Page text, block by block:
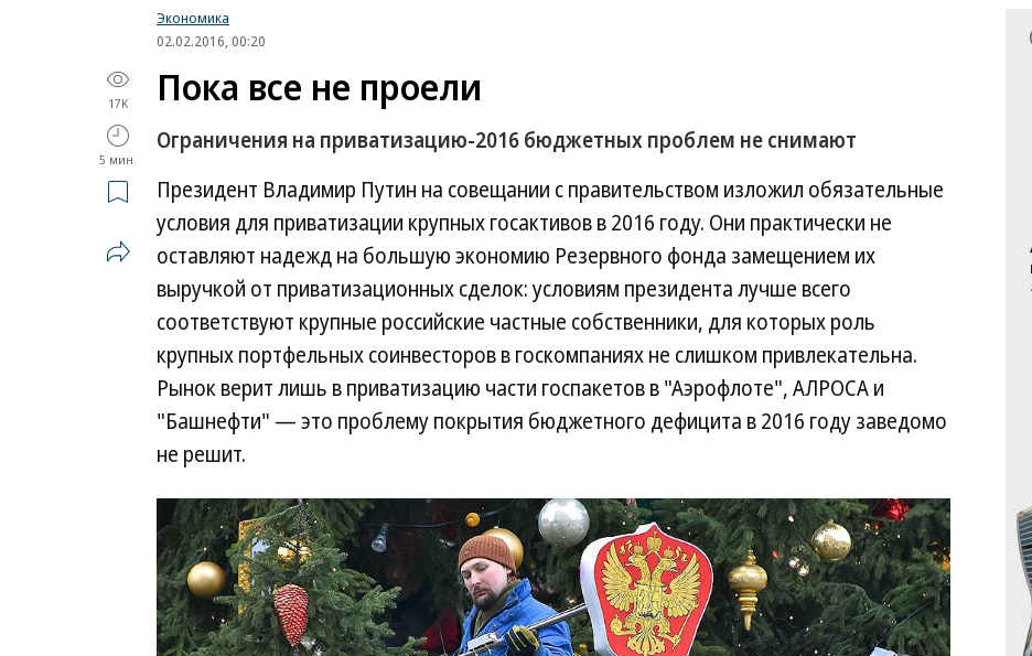
Экономика
02.02.2016, 00:20
17K
5 мин.
Пока все не проели
Ограничения на приватизацию-2016 бюджетных проблем не снимают
Президент Владимир Путин на совещании с правительством изложил обязательные
условия для приватизации крупных госактивов в 2016 году. Они практически не
оставляют надежд на большую экономию Резервного фонда замещением их
выручкой от приватизационных сделок: условиям президента лучше всего
соответствуют крупные российские частные собственники, для которых роль
крупных портфельных соинвесторов в госкомпаниях не слишком привлекательна.
Рынок верит лишь в приватизацию части госпакетов в "Аэрофлоте", АЛРОСА и
"Башнефти" — это проблему покрытия бюджетного дефицита в 2016 году заведомо
не решит.